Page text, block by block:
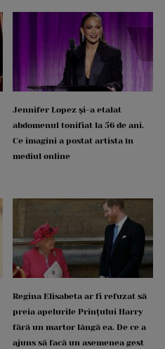
Jennifer Lopez și-a etalat
abdomenul tonifiat la 56 de ani.
Ce imagini a postat artista în
mediul online
Regina Elisabeta ar fi refuzat să
preia apelurile Prințului Harry
fără un martor lângă ea. De ce a
ajuns să facă un asemenea gest